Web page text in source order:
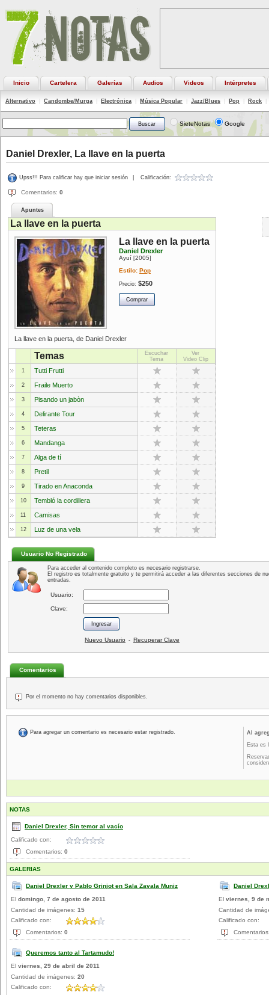
Inicio Cartelera Galerías Audios Videos Intérpretes
Alternativo Candombe/Murga Electrónica Música Popular Jazz/Blues Pop Rock
SieteNotas Google
Daniel Drexler, La llave en la puerta
Upss!!! Para calificar hay que iniciar sesión Calificación:
Comentarios: 0
Apuntes
La llave en la puerta
La llave en la puerta
Daniel Drexler
Ayuí [2005]
Estilo: Pop
Precio: $250
La llave en la puerta, de Daniel Drexler
Temas
Escuchar
Tema
Ver
Video Clip
1
Tutti Frutti
2 Fraile Muerto
3 Pisando un jabòn
4 Delirante Tour
5 Teteras
6 Mandanga
7 Alga de tí
8 Pretil
9 Tirado en Anaconda
10 Tembló la cordillera
11 Camisas
12 Luz de una vela
Usuario No Registrado
Para acceder al contenido completo es necesario registrarse.
El registro es totalmente gratuito y te permitirá acceder a las diferentes secciones de
entradas.
Usuario:
Clave:
Nuevo Usuario - Recuperar Clave
Comentarios
Por el momento no hay comentarios disponibles.
Para agregar un comentario es necesario estar registrado.
Al
Esta es
NOTAS
Daniel Drexler, Sin temor al vacío
Calificado con:
Comentarios: 0
GALERIAS
Daniel Drexler y Pablo Grinjot en Sala Zavala Muniz
El domingo, 7 de agosto de 2011
Cantidad de imágenes: 15
Calificado con:
Comentarios: 0
Daniel
El viernes, 9 de
Cantidad de
Calificado con:
Queremos tanto al Tartamudo!
El viernes, 29 de abril de 2011
Cantidad de imágenes: 20
Calificado con: